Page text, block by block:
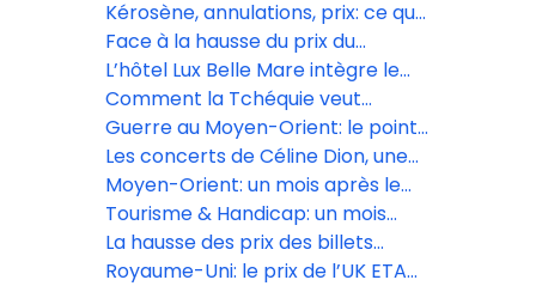
GetYourGuide
pas pour tous les voyageurs
massif le 10 juin
Kérosène, annulations, prix: ce que
le gouvernement a promis au
secteur aérien
Face à la hausse du prix du
kérosène, les compagnies low
cost, premières à annuler des vols
L’hôtel Lux Belle Mare intègre le
réseau Virtuoso
Comment la Tchéquie veut
muscler son tourisme et sortir de
l’ombre de Prague
Guerre au Moyen-Orient: le point
sur le trafic aérien ce lundi 13 avril
Les concerts de Céline Dion, une
manne financière pour le secteur
touristique
Moyen-Orient: un mois après le
début du conflit, une reprise du
trafic aérien très inégale
Tourisme & Handicap: un mois
d’animations inclusives en avril
La hausse des prix des billets
d’avion est « inévitable » selon Iata
Royaume-Uni: le prix de l’UK ETA